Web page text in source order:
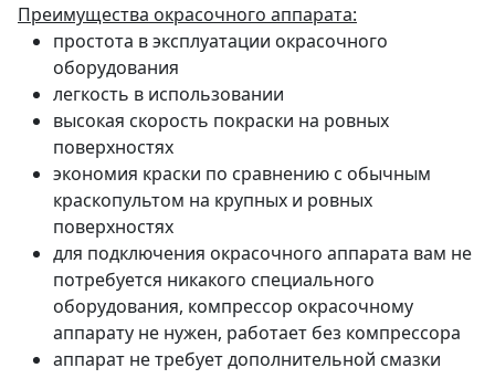
Преимущества окрасочного аппарата:
простота в эксплуатации окрасочного
оборудования
легкость в использовании
высокая скорость покраски на ровных
поверхностях
экономия краски по сравнению с обычным
краскопультом на крупных и ровных
поверхностях
для подключения окрасочного аппарата вам не
потребуется никакого специального
оборудования, компрессор окрасочному
аппарату не нужен, работает без компрессора
аппарат не требует дополнительной смазки